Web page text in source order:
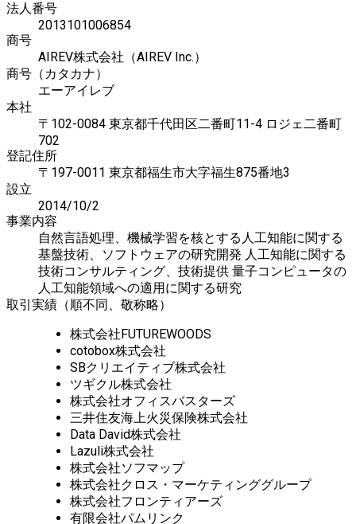
法人番号
2013101006854
商号
AIREV株式会社（AIREV Inc.）
商号（カタカナ）
エーアイレブ
本社
〒102-0084 東京都千代田区二番町11-4 ロジェ二番町
702
登記住所
〒197-0011 東京都福生市大字福生875番地3
設立
2014/10/2
事業内容
自然言語処理、機械学習を核とする人工知能に関する
基盤技術、ソフトウェアの研究開発 人工知能に関する
技術コンサルティング、技術提供 量子コンピュータの
人工知能領域への適用に関する研究
取引実績（順不同、敬称略）
株式会社FUTUREWOODS
cotobox株式会社
SBクリエイティブ株式会社
ツギクル株式会社
株式会社オフィスバスターズ
三井住友海上火災保険株式会社
Data David株式会社
Lazuli株式会社
株式会社ソフマップ
株式会社クロス・マーケティンググループ
株式会社フロンティアーズ
有限会社パムリンク